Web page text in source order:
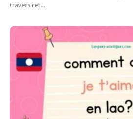
travers cet...